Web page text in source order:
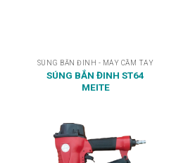
SÚNG BẮN ĐINH - MÁY CẦM TAY
SÚNG BẮN ĐINH ST64
MEITE